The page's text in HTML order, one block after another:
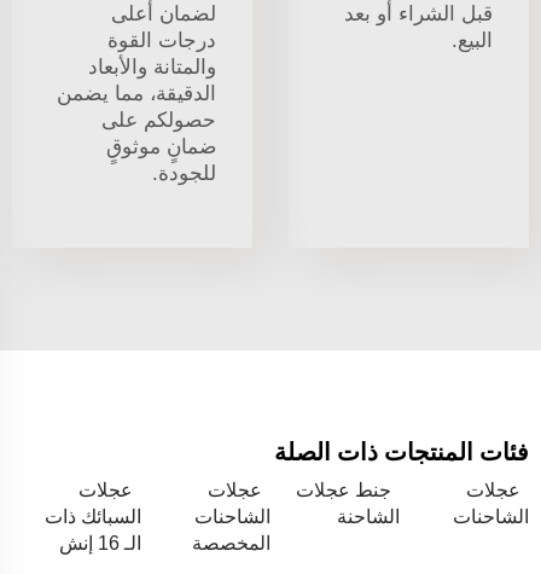
قبل الشراء أو بعد
البيع.
لضمان أعلى
درجات القوة
والمتانة والأبعاد
الدقيقة، مما يضمن
حصولكم على
ضمانٍ موثوقٍ
للجودة.
فئات المنتجات ذات الصلة
عجلات
الشاحنات
جنط عجلات
الشاحنة
عجلات
الشاحنات
المخصصة
عجلات
السبائك ذات
الـ 16 إنش